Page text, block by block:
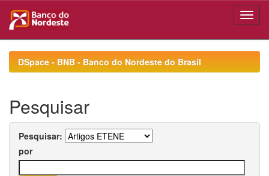
navigationDSpace - BNB - Banco do Nordeste do Brasil
Pesquisar
Pesquisar:
por